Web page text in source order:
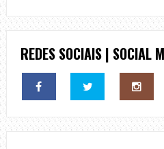
REDES SOCIAIS | SOCIAL